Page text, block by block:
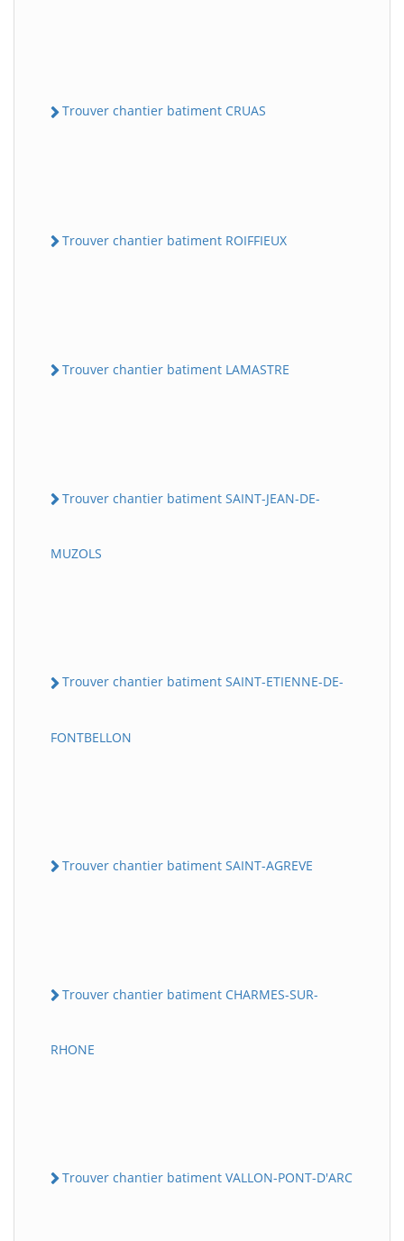
Trouver chantier batiment CRUAS
Trouver chantier batiment ROIFFIEUX
Trouver chantier batiment LAMASTRE
Trouver chantier batiment SAINT-JEAN-DE-
MUZOLS
Trouver chantier batiment SAINT-ETIENNE-DE-
FONTBELLON
Trouver chantier batiment SAINT-AGREVE
Trouver chantier batiment CHARMES-SUR-
RHONE
Trouver chantier batiment VALLON-PONT-D'ARC